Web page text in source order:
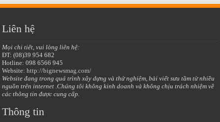
Liên hệ
Mọi chi tiết, vui lòng liên hệ:
ĐT: (08)39 954 682
Hotline: 098 6566 945
Website:http://bignewsmag.com/
Website đang trong quá trình xây dựng và thử nghiệm, bài viết sưu tầm từ nhiều
nguồn trên internet .Chúng tôi không kinh doanh và không chịu trách nhiệm về
các thông tin được cung cấp.
Thông tin